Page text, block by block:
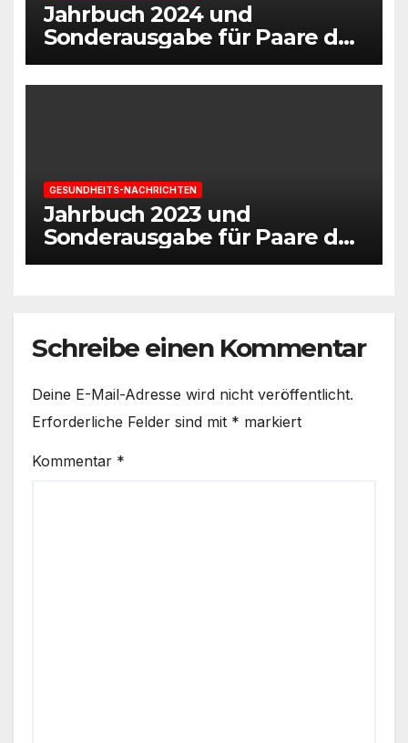
Jahrbuch 2024 und
Sonderausgabe für Paare des
Deutschen IVF-Registers:
Zahl der Mehrlingsgeburten
GESUNDHEITS-NACHRICHTEN
Jahrbuch 2023 und
Sonderausgabe für Paare des
Deutschen IVF-Registers:
Schreibe einen Kommentar
Deine E-Mail-Adresse wird nicht veröffentlicht.
Erforderliche Felder sind mit * markiert
Kommentar *